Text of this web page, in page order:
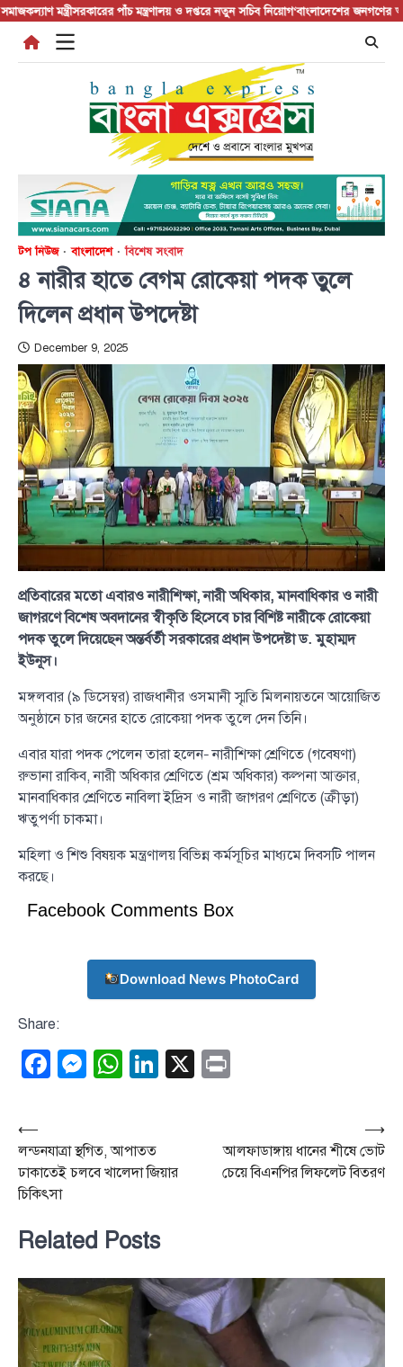
Skip
content
মন্ত্রীসরকারের পাঁচ মন্ত্রণালয় ও দপ্তরে নতুন সচিব নিয়োগ‘বাংলাদেশের জনগণের অনুভূতির
টপ নিউজ বাংলাদেশ বিশেষ সংবাদ
৪ নারীর হাতে বেগম রোকেয়া পদক তুলে
দিলেন প্রধান উপদেষ্টা
December 9, 2025
প্রতিবারের মতো এবারও নারীশিক্ষা, নারী অধিকার, মানবাধিকার ও নারী
জাগরণে বিশেষ অবদানের স্বীকৃতি হিসেবে চার বিশিষ্ট নারীকে রোকেয়া
পদক তুলে দিয়েছেন অন্তর্বর্তী সরকারের প্রধান উপদেষ্টা ড. মুহাম্মদ
ইউনূস।
মঙ্গলবার (৯ ডিসেম্বর) রাজধানীর ওসমানী স্মৃতি মিলনায়তনে আয়োজিত
অনুষ্ঠানে চার জনের হাতে রোকেয়া পদক তুলে দেন তিনি।
এবার যারা পদক পেলেন তারা হলেন– নারীশিক্ষা শ্রেণিতে (গবেষণা)
রুভানা রাকিব, নারী অধিকার শ্রেণিতে (শ্রম অধিকার) কল্পনা আক্তার,
মানবাধিকার শ্রেণিতে নাবিলা ইদ্রিস ও নারী জাগরণ শ্রেণিতে (ক্রীড়া)
ঋতুপর্ণা চাকমা।
মহিলা ও শিশু বিষয়ক মন্ত্রণালয় বিভিন্ন কর্মসূচির মাধ্যমে দিবসটি পালন
করছে।
Facebook Comments Box
Download News PhotoCard
Share:
Facebook
Messenger
WhatsApp
LinkedIn
X
Post
navigation
⟵
লন্ডনযাত্রা স্থগিত, আপাতত
ঢাকাতেই চলবে খালেদা জিয়ার
চিকিৎসা
আলফাডাঙ্গায় ধানের শীষে ভোট
চেয়ে বিএনপির লিফলেট বিতরণ
⟶
Related Posts